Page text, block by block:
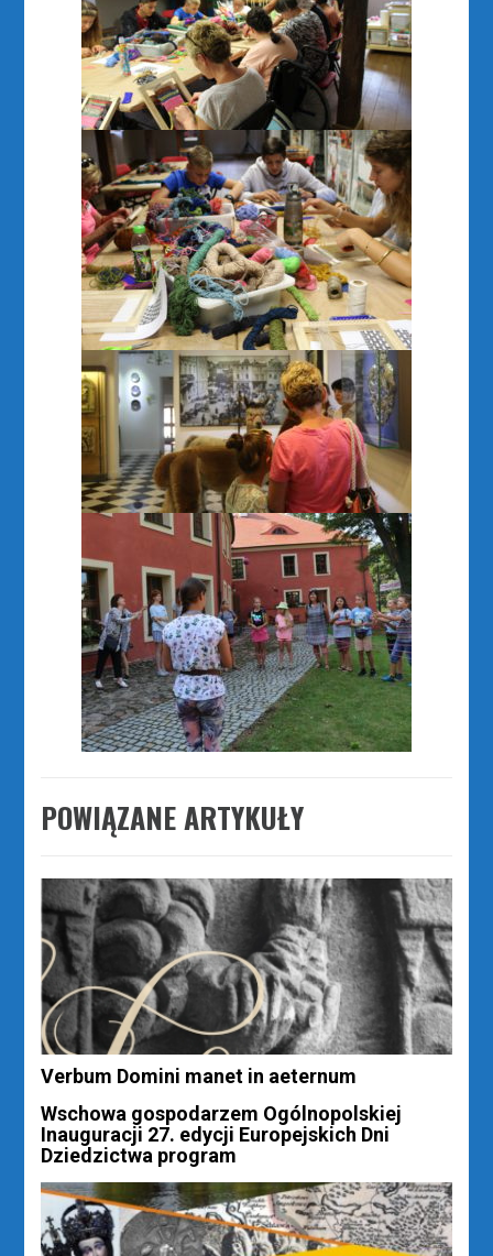
POWIĄZANE ARTYKUŁY
Verbum Domini manet in aeternum
Wschowa gospodarzem Ogólnopolskiej
Inauguracji 27. edycji Europejskich Dni
Dziedzictwa program